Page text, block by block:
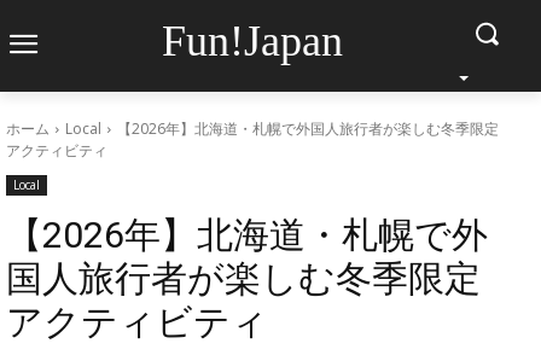
Fun!Japan
ホーム Local
【2026年】北海道・札幌で外国人旅行者が楽しむ冬季限定
アクティビティ
Local
【2026年】北海道・札幌で外
国人旅行者が楽しむ冬季限定
アクティビティ